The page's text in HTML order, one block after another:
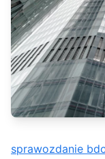
sprawozdanie